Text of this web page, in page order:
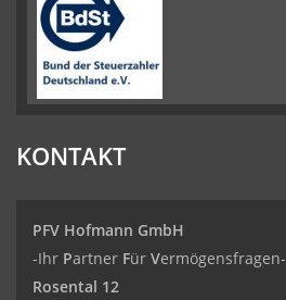
KONTAKT
PFV Hofmann GmbH
-Ihr Partner Für Vermögensfragen-
Rosental 12